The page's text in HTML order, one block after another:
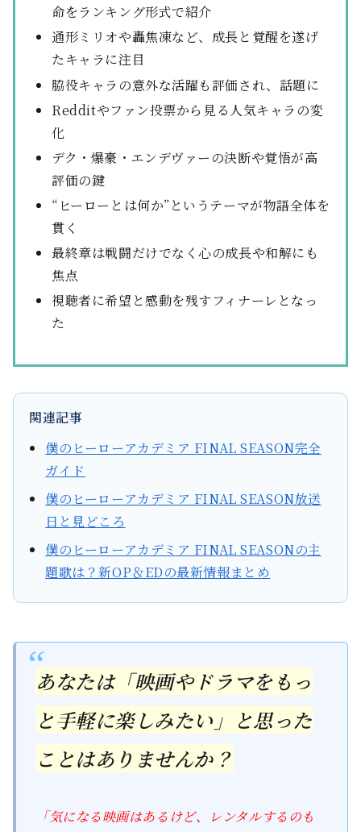
命をランキング形式で紹介
通形ミリオや轟焦凍など、成長と覚醒を遂げ
たキャラに注目
脇役キャラの意外な活躍も評価され、話題に
Redditやファン投票から見る人気キャラの変
化
デク・爆豪・エンデヴァーの決断や覚悟が高
評価の鍵
“ヒーローとは何か”というテーマが物語全体を
貫く
最終章は戦闘だけでなく心の成長や和解にも
焦点
視聴者に希望と感動を残すフィナーレとなっ
た
関連記事
僕のヒーローアカデミア FINAL SEASON完全
ガイド
僕のヒーローアカデミア FINAL SEASON放送
日と見どころ
僕のヒーローアカデミア FINAL SEASONの主
題歌は？新OP＆EDの最新情報まとめ
あなたは「映画やドラマをもっ
と手軽に楽しみたい」と思った
ことはありませんか？
「気になる映画はあるけど、レンタルするのも